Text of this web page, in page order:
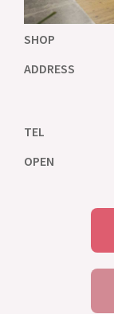
SHOP
ADDRESS
TEL
OPEN